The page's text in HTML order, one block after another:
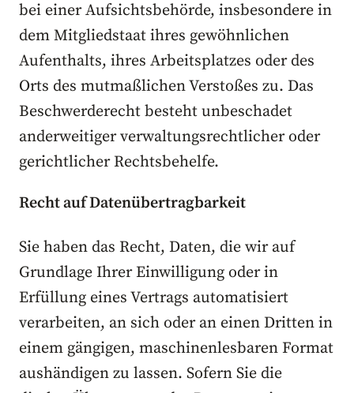
bei einer Aufsichtsbehörde, insbesondere in
dem Mitgliedstaat ihres gewöhnlichen
Aufenthalts, ihres Arbeitsplatzes oder des
Orts des mutmaßlichen Verstoßes zu. Das
Beschwerderecht besteht unbeschadet
anderweitiger verwaltungsrechtlicher oder
gerichtlicher Rechtsbehelfe.
Recht auf Daten­übertrag­barkeit
Sie haben das Recht, Daten, die wir auf
Grundlage Ihrer Einwilligung oder in
Erfüllung eines Vertrags automatisiert
verarbeiten, an sich oder an einen Dritten in
einem gängigen, maschinenlesbaren Format
aushändigen zu lassen. Sofern Sie die